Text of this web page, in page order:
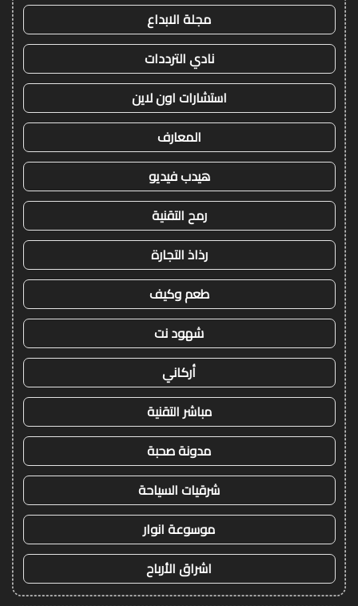
مجلة الابداع
نادي الترددات
استشارات اون لاين
المعارف
هيدب فيديو
رمح التقنية
رذاذ التجارة
طعم وكيف
شهود نت
أركاني
مباشر التقنية
مدونة صحبة
شرقيات السياحة
موسوعة انوار
اشراق الأرباح